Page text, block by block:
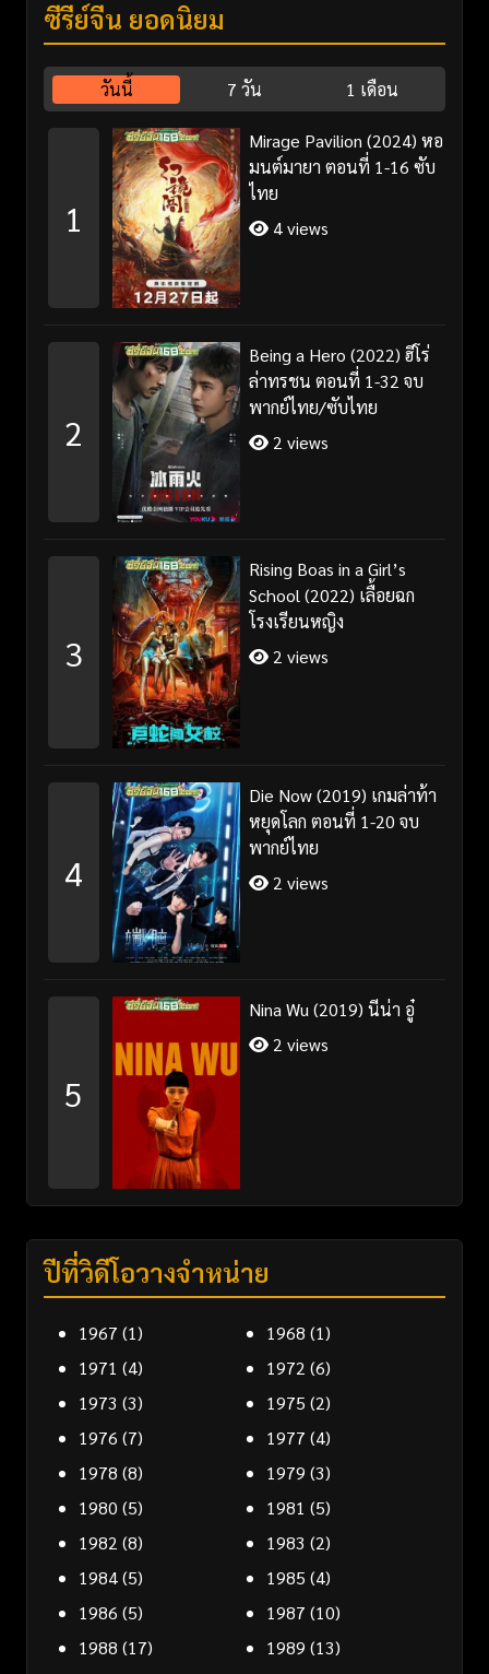
ซีรี่ย์จีน ยอดนิยม
วันนี้ 7 วัน 1 เดือน
1
Mirage Pavilion (2024) หอ
มนต์มายา ตอนที่ 1-16 ซับ
ไทย
4 views
2
Being a Hero (2022) ฮีโร่
ล่าทรชน ตอนที่ 1-32 จบ
พากย์ไทย/ซับไทย
2 views
3
Rising Boas in a Girl’s
School (2022) เลื้อยฉก
โรงเรียนหญิง
2 views
4
Die Now (2019) เกมล่าท้า
หยุดโลก ตอนที่ 1-20 จบ
พากย์ไทย
2 views
5
Nina Wu (2019) นีน่า อู๋
2 views
ปีที่วิดีโอวางจำหน่าย
1967 (1) 1968 (1)
1971 (4) 1972 (6)
1973 (3) 1975 (2)
1976 (7) 1977 (4)
1978 (8) 1979 (3)
1980 (5) 1981 (5)
1982 (8) 1983 (2)
1984(5) 1985 (4)
1986 (5) 1987 (10)
1988 (17) 1989 (13)